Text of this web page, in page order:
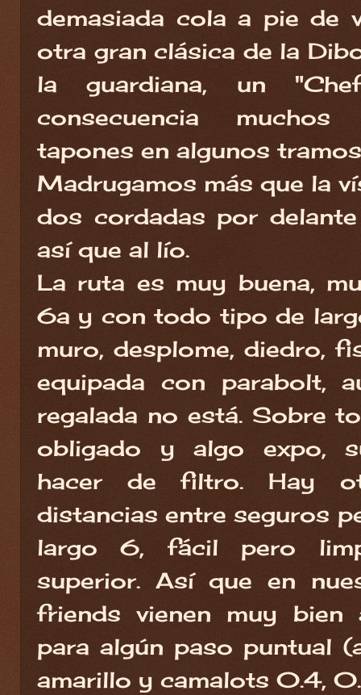
demasiada cola a pie de
otra gran clásica de la
la guardiana, un
consecuencia
tapones en algunos
Madrugamos más que la
dos cordadas por
así que al lío.
La ruta es muy buena,
6a y con todo tipo de
muro, desplome, diedro,
equipada con parabolt,
regalada no está. Sobre
obligado y algo expo,
hacer de filtro. Hay
distancias entre seguros
largo 6, fácil pero
superior. Así que en
friends vienen muy bien
para algún paso puntual
amarillo y camalots 0.4,